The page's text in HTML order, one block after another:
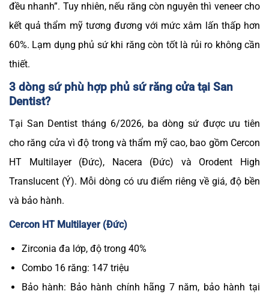
đều nhanh”. Tuy nhiên, nếu răng còn nguyên thì veneer cho
kết quả thẩm mỹ tương đương với mức xâm lấn thấp hơn
60%. Lạm dụng phủ sứ khi răng còn tốt là rủi ro không cần
thiết.
3 dòng sứ phù hợp phủ sứ răng cửa tại San
Dentist?
Tại San Dentist tháng 6/2026, ba dòng sứ được ưu tiên
cho răng cửa vì độ trong và thẩm mỹ cao, bao gồm Cercon
HT Multilayer (Đức), Nacera (Đức) và Orodent High
Translucent (Ý). Mỗi dòng có ưu điểm riêng về giá, độ bền
và bảo hành.
Cercon HT Multilayer (Đức)
Zirconia đa lớp, độ trong 40%
Combo 16 răng: 147 triệu
Bảo hành: Bảo hành chính hãng 7 năm, bảo hành tại